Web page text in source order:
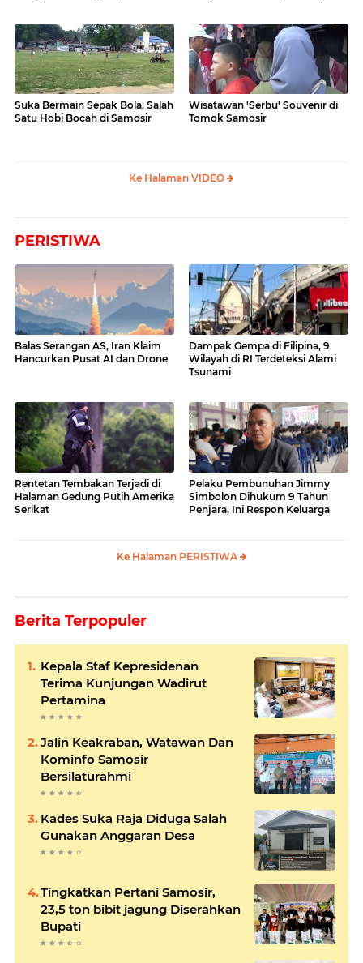
Suka Bermain Sepak Bola, Salah
Satu Hobi Bocah di Samosir
Wisatawan 'Serbu' Souvenir di
Tomok Samosir
Ke Halaman VIDEO
PERISTIWA
Balas Serangan AS, Iran Klaim
Hancurkan Pusat AI dan Drone
Dampak Gempa di Filipina, 9
Wilayah di RI Terdeteksi Alami
Tsunami
Rentetan Tembakan Terjadi di
Halaman Gedung Putih Amerika
Serikat
Pelaku Pembunuhan Jimmy
Simbolon Dihukum 9 Tahun
Penjara, Ini Respon Keluarga
Ke Halaman PERISTIWA
Berita Terpopuler
Kepala Staf Kepresidenan
Terima Kunjungan Wadirut
Pertamina
Jalin Keakraban, Watawan Dan
Kominfo Samosir
Bersilaturahmi
Kades Suka Raja Diduga Salah
Gunakan Anggaran Desa
Tingkatkan Pertani Samosir,
23,5 ton bibit jagung Diserahkan
Bupati